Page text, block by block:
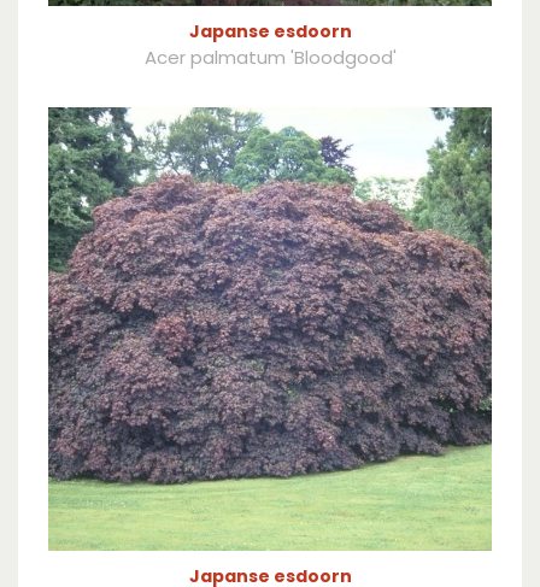
Japanse esdoorn
Acer palmatum 'Bloodgood'
Japanse esdoorn